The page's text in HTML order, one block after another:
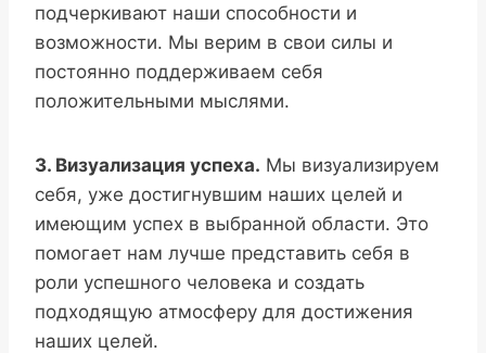
подчеркивают наши способности и
возможности. Мы верим в свои силы и
постоянно поддерживаем себя
положительными мыслями.
3. Визуализация успеха. Мы визуализируем
себя, уже достигнувшим наших целей и
имеющим успех в выбранной области. Это
помогает нам лучше представить себя в
роли успешного человека и создать
подходящую атмосферу для достижения
наших целей.